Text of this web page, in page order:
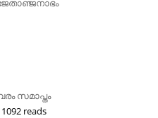
സമാപ്തം
ശേഷേ ശയാനം വിഹഗേ ശയാനം
1092 reads